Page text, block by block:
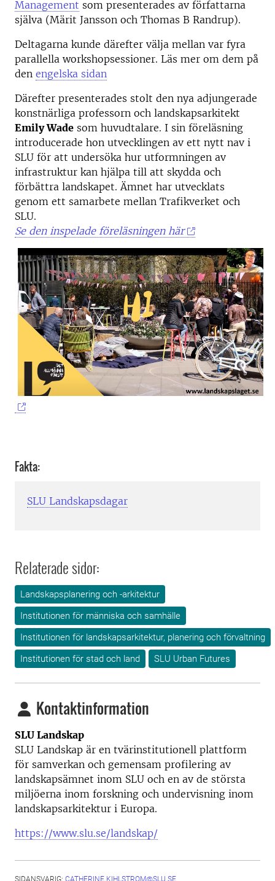
Management som presenterades av författarna
själva (Märit Jansson och Thomas B Randrup).
Deltagarna kunde därefter välja mellan var fyra
parallella workshopsessioner. Läs mer om dem på
den engelska sidan
Därefter presenterades stolt den nya adjungerade
konstnärliga professorn och landskapsarkitekt
Emily Wade som huvudtalare. I sin föreläsning
introducerade hon utvecklingen av ett nytt nav i
SLU för att undersöka hur utformningen av
infrastruktur kan hjälpa till att skydda och
förbättra landskapet. Ämnet har utvecklats
genom ett samarbete mellan Trafikverket och
SLU.
Se den inspelade föreläsningen här
Fakta:
SLU Landskapsdagar
Relaterade sidor:
Landskapsplanering och -arkitektur
Institutionen för människa och samhälle
Institutionen för landskapsarkitektur, planering och förvaltning
Institutionen för stad och land
SLU Urban Futures
Kontaktinformation
SLU Landskap
SLU Landskap är en tvärinstitutionell plattform
för samverkan och gemensam profilering av
landskapsämnet inom SLU och en av de största
miljöerna inom forskning och undervisning inom
landskapsarkitektur i Europa.
https://www.slu.se/landskap/